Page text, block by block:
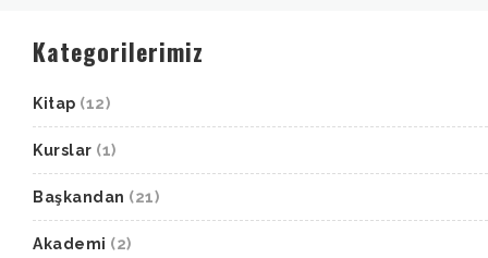
Kategorilerimiz
Kitap (12)
Kurslar (1)
Başkandan (21)
Akademi (2)